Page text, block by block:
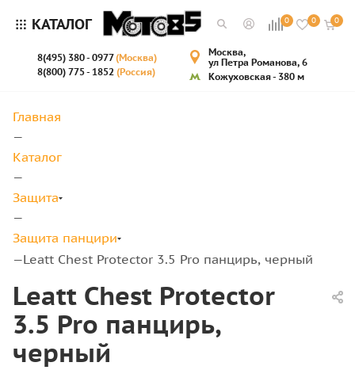
КАТАЛОГ 0 0 0
8(495) 380 - 0977(Москва)
8(800) 775 - 1852 (Россия)
Москва,
ул Петра Романова, 6
Кожуховская - 380 м
Главная
—
Каталог
—
Защита
—
Защита панцири
—Leatt Chest Protector 3.5 Pro панцирь, черный
Leatt Chest Protector
3.5 Pro панцирь,
черный